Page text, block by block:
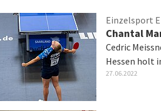
Einzelsport
Chantal
Cedric
Hessen holt
27.06.2022